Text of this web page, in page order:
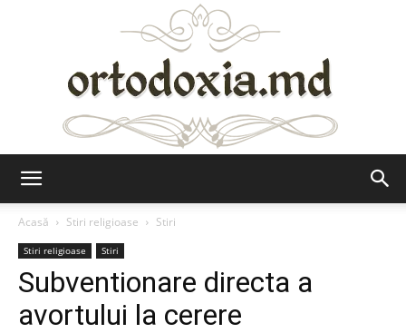
Acasă
Stiri religioase Stiri
Stiri religioase Stiri
Subventionare directa a
avortului la cerere